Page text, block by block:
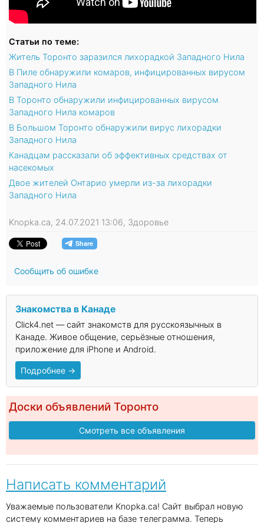
Статьи по теме:
Житель Торонто заразился лихорадкой Западного Нила
В Пиле обнаружили комаров, инфицированных вирусом
Западного Нила
В Торонто обнаружили инфицированных вирусом
Западного Нила комаров
В Большом Торонто обнаружили вирус лихорадки
Западного Нила
Канадцам рассказали об эффективных средствах от
насекомых
Двое жителей Онтарио умерли из-за лихорадки
Западного Нила
Knopka.ca, 24.07.2021 13:06, Здоровье
Сообщить об ошибке
Знакомства в Канаде
Click4.net — сайт знакомств для русскоязычных в
Канаде. Живое общение, серьёзные отношения,
приложение для iPhone и Android.
Подробнее →
Доски объявлений Торонто
Смотреть все объявления
Написать комментарий
Уважаемые пользователи Knopka.ca! Сайт выбрал новую
систему комментариев на базе телеграмма. Теперь